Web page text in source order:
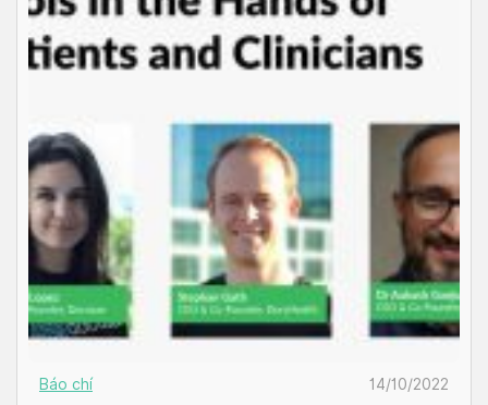
Báo chí 14/10/2022